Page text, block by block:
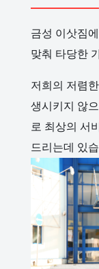
금성 이삿짐
맞춰 타당한
저희의 저렴
생시키지 않
로 최상의 서
드리는데 있